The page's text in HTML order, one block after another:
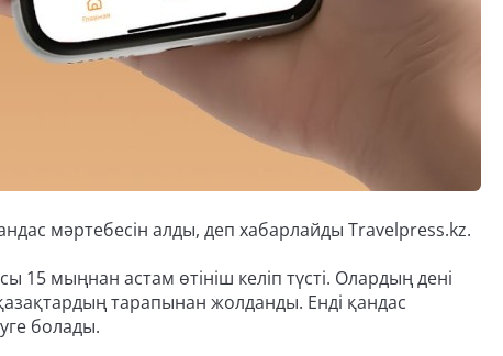
мәртебесін алды, деп хабарлайды Travelpress.kz.
мыңнан астам өтініш келіп түсті. Олардың дені
тарапынан жолданды. Енді қандас
болады.